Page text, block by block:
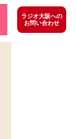
ラジオ大阪への
お問い合わせ